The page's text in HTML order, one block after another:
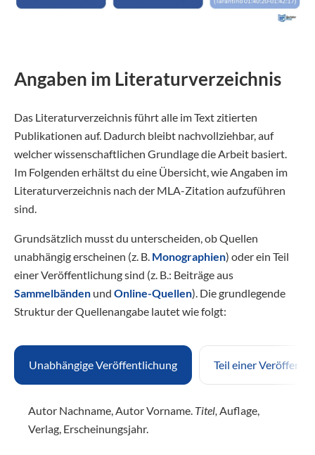
Angaben im Literaturverzeichnis
Das Literaturverzeichnis führt alle im Text zitierten
Publikationen auf. Dadurch bleibt nachvollziehbar, auf
welcher wissenschaftlichen Grundlage die Arbeit basiert.
Im Folgenden erhältst du eine Übersicht, wie Angaben im
Literaturverzeichnis nach der MLA-Zitation aufzuführen
sind.
Grundsätzlich musst du unterscheiden, ob Quellen
unabhängig erscheinen (z. B. Monographien) oder ein Teil
einer Veröffentlichung sind (z. B.: Beiträge aus
Sammelbänden und Online-Quellen). Die grundlegende
Struktur der Quellenangabe lautet wie folgt:
Unabhängige Veröffentlichung Teil einer
Autor Nachname, Autor Vorname. Titel, Auflage,
Verlag, Erscheinungsjahr.